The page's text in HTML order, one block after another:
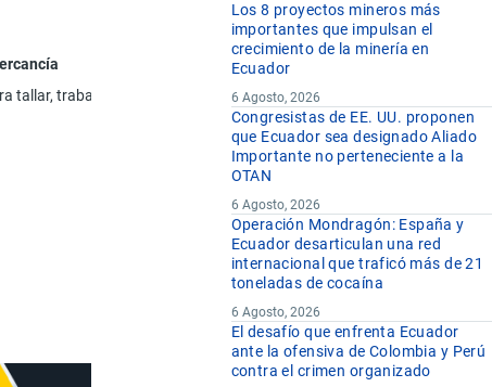
tallar, trabajadas, y manufacturas de estas materias (incluso las
Los 8 proyectos mineros más
importantes que impulsan el
crecimiento de la minería en
Ecuador
6 Agosto, 2026
Congresistas de EE. UU. proponen
que Ecuador sea designado Aliado
Importante no perteneciente a la
OTAN
6 Agosto, 2026
Operación Mondragón: España y
Ecuador desarticulan una red
internacional que traficó más de 21
toneladas de cocaína
6 Agosto, 2026
El desafío que enfrenta Ecuador
ante la ofensiva de Colombia y Perú
contra el crimen organizado